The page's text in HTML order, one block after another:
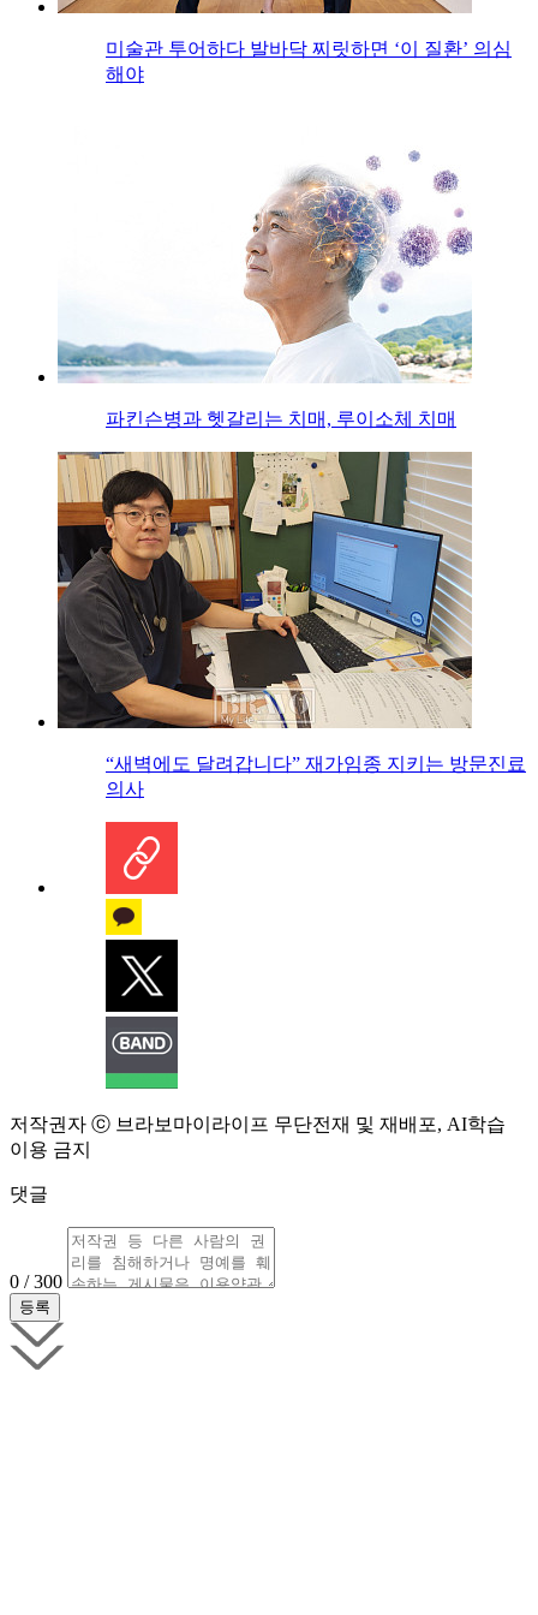
미술관 투어하다 발바닥 찌릿하면 ‘이 질환’ 의심
해야
파킨슨병과 헷갈리는 치매, 루이소체 치매
“새벽에도 달려갑니다” 재가임종 지키는 방문진료
의사
저작권자 ⓒ 브라보마이라이프 무단전재 및 재배포, AI학습
이용 금지
댓글
0 / 300